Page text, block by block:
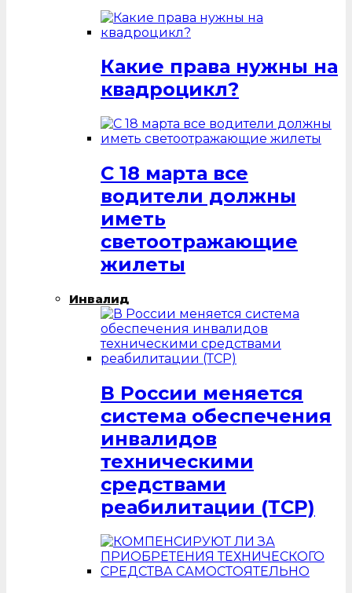
Какие права нужны на
квадроцикл?
С 18 марта все
водители должны
иметь
светоотражающие
жилеты
Инвалид
В России меняется
система обеспечения
инвалидов
техническими
средствами
реабилитации (ТСР)